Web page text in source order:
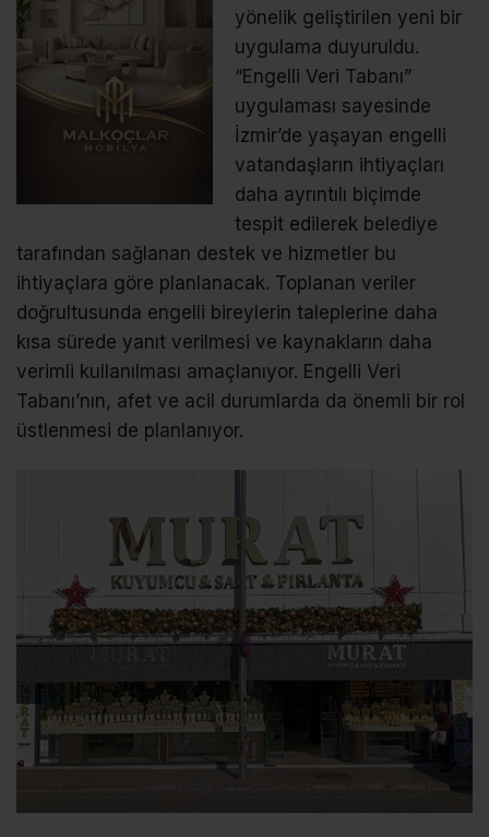
yönelik geliştirilen yeni bir
uygulama duyuruldu.
“Engelli Veri Tabanı”
uygulaması sayesinde
İzmir’de yaşayan engelli
vatandaşların ihtiyaçları
daha ayrıntılı biçimde
tespit edilerek belediye
tarafından sağlanan destek ve hizmetler bu
ihtiyaçlara göre planlanacak. Toplanan veriler
doğrultusunda engelli bireylerin taleplerine daha
kısa sürede yanıt verilmesi ve kaynakların daha
verimli kullanılması amaçlanıyor. Engelli Veri
Tabanı’nın, afet ve acil durumlarda da önemli bir rol
üstlenmesi de planlanıyor.